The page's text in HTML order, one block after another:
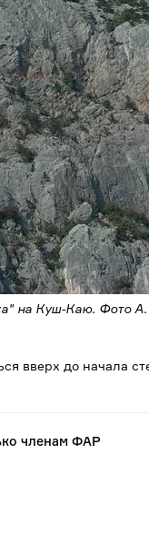
на Куш-Каю. Фото
вверх до начала
членам ФАР